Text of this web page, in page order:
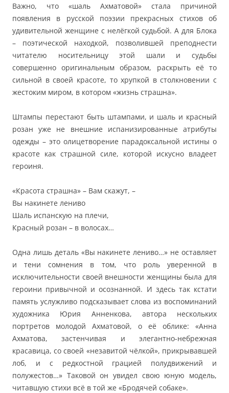
Важно, что «шаль Ахматовой» стала причиной
появления в русской поэзии прекрасных стихов об
удивительной женщине с нелёгкой судьбой. А для Блока
– поэтической находкой, позволившей преподнести
читателю носительницу этой шали и судьбы
совершенно оригинальным образом, раскрыть её то
сильной в своей красоте, то хрупкой в столкновении с
жестоким миром, в котором «жизнь страшна».
Штампы перестают быть штампами, и шаль и красный
розан уже не внешние испанизированные атрибуты
одежды – это олицетворение парадоксальной истины о
красоте как страшной силе, которой искусно владеет
героиня.
«Красота страшна» – Вам скажут, –
Вы накинете лениво
Шаль испанскую на плечи,
Красный розан – в волосах…
Одна лишь деталь «Вы накинете лениво…» не оставляет
и тени сомнения в том, что роль уверенной в
исключительности своей внешности женщины была для
героини привычной и осознанной. И здесь так кстати
память услужливо подсказывает слова из воспоминаний
художника Юрия Анненкова, автора нескольких
портретов молодой Ахматовой, о её облике: «Анна
Ахматова, застенчивая и элегантно-небрежная
красавица, со своей «незавитой чёлкой», прикрывавшей
лоб, и с редкостной грацией полудвижений и
полужестов…» Таковой он увидел свою юную модель,
читавшую стихи всё в той же «Бродячей собаке».